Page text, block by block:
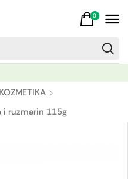
0
KOZMETIKA
i ruzmarin 115g